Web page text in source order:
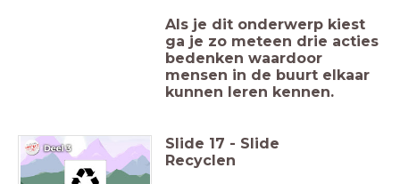
Als je dit onderwerp kiest
ga je zo meteen drie acties
bedenken waardoor
mensen in de buurt elkaar
kunnen leren kennen.
Slide 17 - Slide
Recyclen